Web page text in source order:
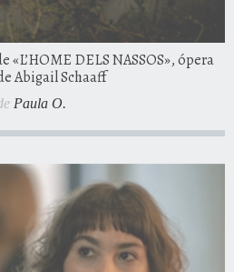
«L’HOME DELS NASSOS», ópera
Abigail Schaaff
Paula O.